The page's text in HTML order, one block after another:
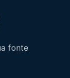
fonte